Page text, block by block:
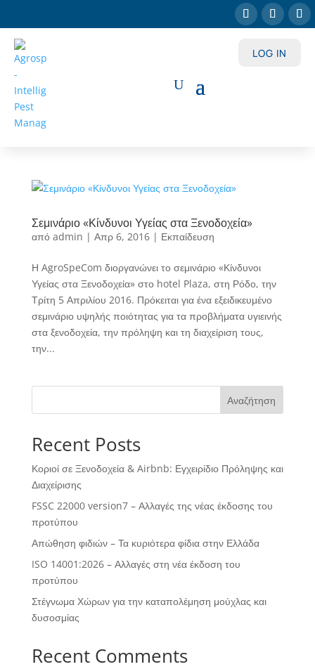
LOG IN
Σεμινάριο «Κίνδυνοι Υγείας στα Ξενοδοχεία»
από admin | Απρ 6, 2016| Εκπαίδευση
Η AgroSpeCom διοργανώνει το σεμινάριο «Κίνδυνοι
Υγείας στα Ξενοδοχεία» στο hotel Plaza, στη Ρόδο, την
Τρίτη 5 Απριλίου 2016. Πρόκειται για ένα εξειδικευμένο
σεμινάριο υψηλής ποιότητας για τα προβλήματα υγιεινής
στα ξενοδοχεία, την πρόληψη και τη διαχείριση τους,
την...
Αναζήτηση
Recent Posts
Κοριοί σε Ξενοδοχεία & Airbnb: Εγχειρίδιο Πρόληψης και
Διαχείρισης
FSSC 22000 version7 – Αλλαγές της νέας έκδοσης του
προτύπου
Απώθηση φιδιών – Τα κυριότερα φίδια στην Ελλάδα
ISO 14001:2026 – Αλλαγές στη νέα έκδοση του
προτύπου
Στέγνωμα Χώρων για την καταπολέμηση μούχλας και
δυσοσμίας
Recent Comments